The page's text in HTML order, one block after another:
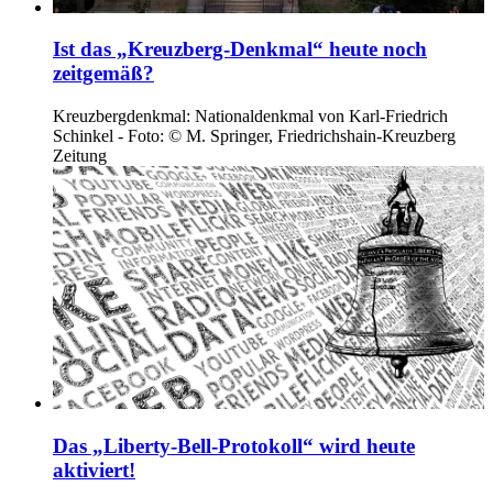
Ist das „Kreuzberg-Denkmal“ heute noch
zeitgemäß?
Kreuzbergdenkmal: Nationaldenkmal von Karl-Friedrich
Schinkel - Foto: © M. Springer, Friedrichshain-Kreuzberg
Zeitung
Das „Liberty-Bell-Protokoll“ wird heute
aktiviert!